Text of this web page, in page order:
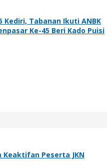
5 Kediri, Tabanan Ikuti ANBK
Ke-45 Beri Kado Puisi
Keaktifan Peserta JKN